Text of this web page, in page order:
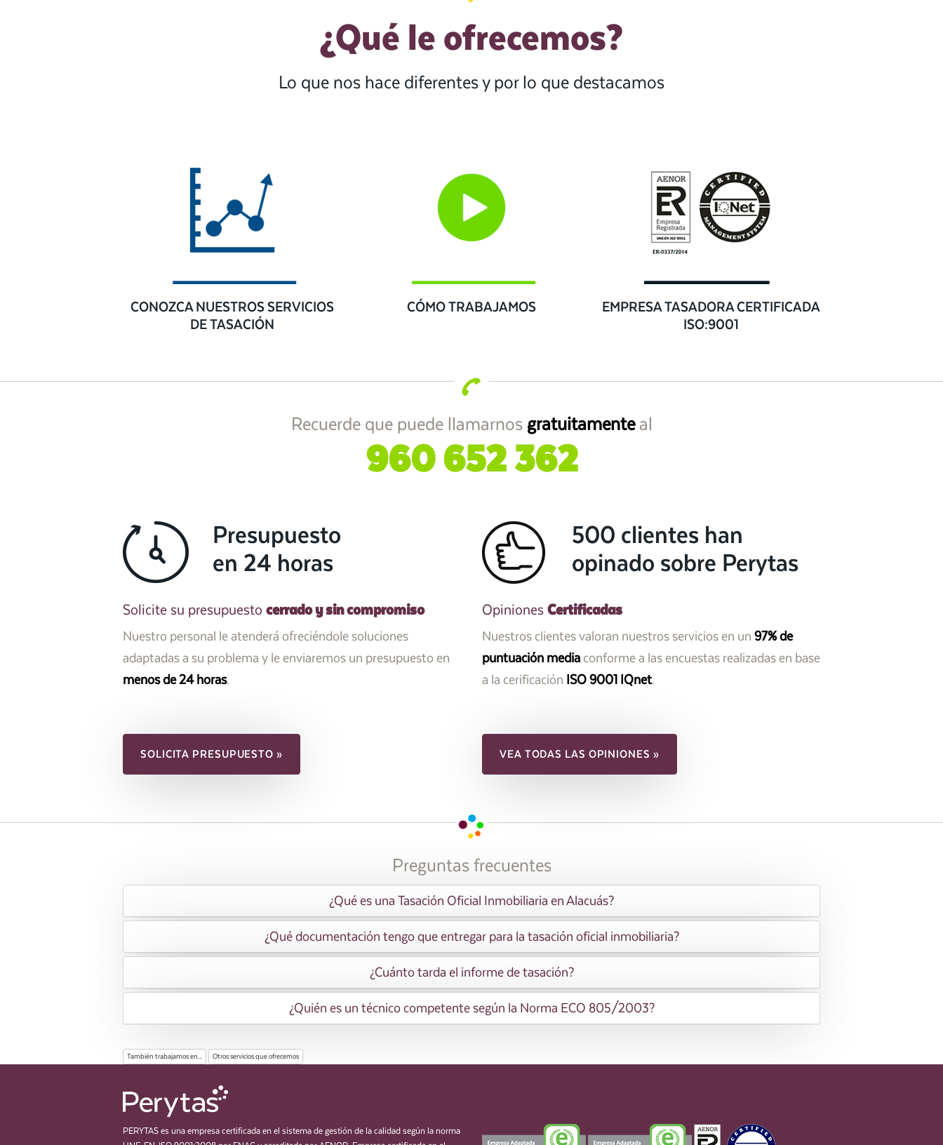
¿Qué le ofrecemos?
Lo que nos hace diferentes y por lo que destacamos
CONOZCA NUESTROS SERVICIOS
DE TASACIÓN
CÓMO TRABAJAMOS
EMPRESA TASADORA CERTIFICADA
ISO:9001
Recuerde que puede llamarnos gratuitamenteal
960 652 362
Presupuesto
en 24 horas
Solicite su presupuesto cerrado y sin compromiso
Nuestro personal le atenderá ofreciéndole soluciones
adaptadas a su problema y le enviaremos un presupuesto en
menos de 24 horas.
SOLICITA PRESUPUESTO »
500 clientes han
opinado sobre Perytas
Opiniones Certificadas
Nuestros clientes valoran nuestros servicios en un 97% de
puntuación mediaconforme a las encuestas realizadas en base
a la cerificación ISO 9001 IQnet.
VEA TODAS LAS OPINIONES »
Preguntas frecuentes
¿Qué es una Tasación Oficial Inmobiliaria en Alacuás?
¿Qué documentación tengo que entregar para la tasación oficial inmobiliaria?
¿Cuánto tarda el informe de tasación?
¿Quién es un técnico competente según la Norma ECO 805/2003?
También trabajamos en... Otros servicios que ofrecemos
PERYTAS es una empresa certificada en el sistema de gestión de la calidad según la norma